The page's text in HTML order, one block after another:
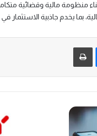
منظومة مالية وقضائية
بما يخدم جاذبية الاستثمار في